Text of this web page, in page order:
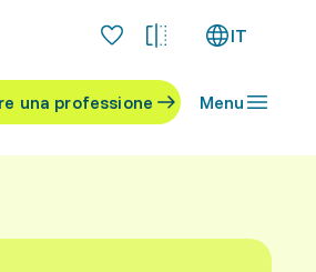
IT
una professione Menu